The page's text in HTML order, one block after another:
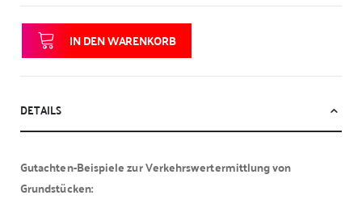
IN DEN WARENKORB
DETAILS
Gutachten-Beispiele zur Verkehrswertermittlung von
Grundstücken: